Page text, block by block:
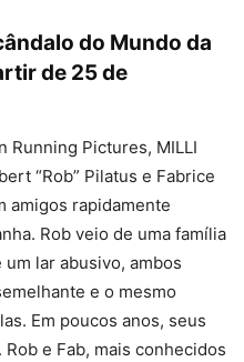
do Mundo da
de 25 de
Running Pictures, MILLI
“Rob” Pilatus e Fabrice
amigos rapidamente
Rob veio de uma família
lar abusivo, ambos
e o mesmo
Em poucos anos, seus
e Fab, mais conhecidos